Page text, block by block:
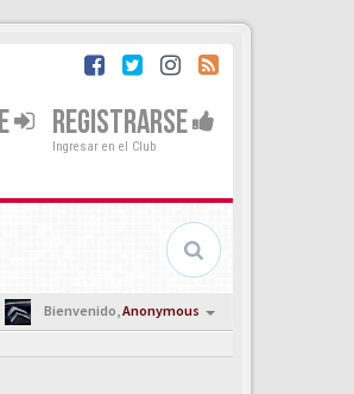
REGISTRARSE
Ingresar en el Club
Bienvenido,Anonymous